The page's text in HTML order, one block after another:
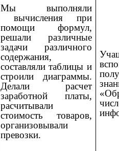
Мы выполняли
вычисления при
помощи формул,
решали различные
задачи различного
содержания,
составляли таблицы и
строили диаграммы.
Делали расчет
заработной платы,
расчитывали
стоимость товаров,
организовывали
превозки.